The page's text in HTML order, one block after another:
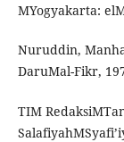
MYogyakarta:
Nuruddin,
DaruMal-Fikr,
TIM